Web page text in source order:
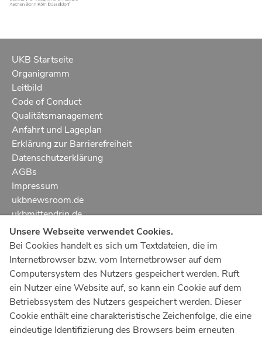
UKB Startseite
Organigramm
Leitbild
Code of Conduct
Qualitätsmanagement
Anfahrt und Lageplan
Erklärung zur Barrierefreiheit
Datenschutzerklärung
AGBs
Impressum
ukbnewsroom.de
ukbmittendrin.de
Notruf112
Ärztlicher Notdienst116 117
Giftnotrufzentrale
Tel: +49 22819240
Notfallzentrum Bonn
Unsere Webseite verwendet Cookies.
Bei Cookies handelt es sich um Textdateien, die im
Internetbrowser bzw. vom Internetbrowser auf dem
Computersystem des Nutzers gespeichert werden. Ruft
ein Nutzer eine Website auf, so kann ein Cookie auf dem
Betriebssystem des Nutzers gespeichert werden. Dieser
Cookie enthält eine charakteristische Zeichenfolge, die eine
eindeutige Identifizierung des Browsers beim erneuten